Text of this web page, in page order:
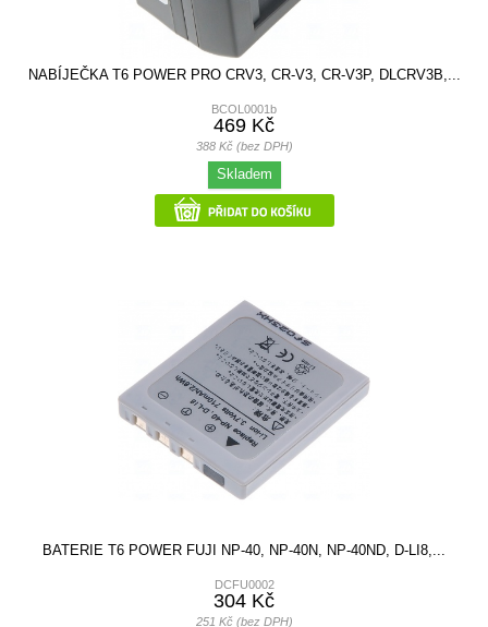
NABÍJEČKA T6 POWER PRO CRV3, CR-V3, CR-V3P, DLCRV3B,...
BCOL0001b
469 Kč
388 Kč (bez DPH)
Skladem
BATERIE T6 POWER FUJI NP-40, NP-40N, NP-40ND, D-LI8,...
DCFU0002
304 Kč
251 Kč (bez DPH)